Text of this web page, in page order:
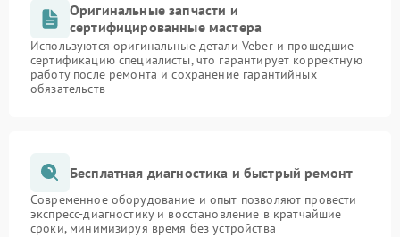
Оригинальные запчасти и
сертифицированные мастера
Используются оригинальные детали Veber и прошедшие
сертификацию специалисты, что гарантирует корректную
работу после ремонта и сохранение гарантийных
обязательств
Бесплатная диагностика и быстрый ремонт
Современное оборудование и опыт позволяют провести
экспресс-диагностику и восстановление в кратчайшие
сроки, минимизируя время без устройства